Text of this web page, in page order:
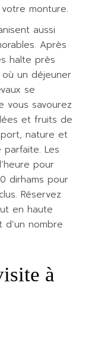
monture.
aussi
Après
halte près
où un déjeuner
se
vous savourez
et fruits de
nature et
parfaite. Les
pour
dirhams pour
Réservez
en haute
nombre
à